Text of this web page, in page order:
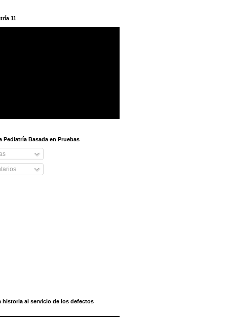
11
Pediatría Basada en Pruebas
historia al servicio de los defectos